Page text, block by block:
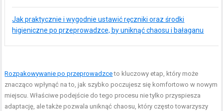
Jak praktycznie i wygodnie ustawić ręczniki oraz środki
higieniczne po przeprowadzce, by uniknąć chaosu i bałaganu
Rozpakowywanie po przeprowadzceto kluczowy etap, który może
znacząco wpłynąć na to, jak szybko poczujesz się komfortowo w nowym
miejscu. Właściwe podejście do tego procesu nie tylko przyspiesza
adaptację, ale także pozwala uniknąć chaosu, który często towarzyszy